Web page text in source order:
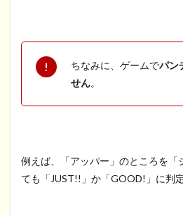
ちなみに、ゲームでパン
せん。
例えば、「アッパー」のところを「
ても「JUST!!」か「GOOD!」に判定